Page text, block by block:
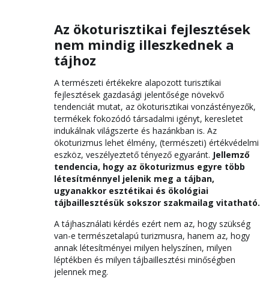
Az ökoturisztikai fejlesztések
nem mindig illeszkednek a
tájhoz
A természeti értékekre alapozott turisztikai
fejlesztések gazdasági jelentősége növekvő
tendenciát mutat, az ökoturisztikai vonzástényezők,
termékek fokozódó társadalmi igényt, keresletet
indukálnak világszerte és hazánkban is. Az
ökoturizmus lehet élmény, (természeti) értékvédelmi
eszköz, veszélyeztető tényező egyaránt. Jellemző
tendencia, hogy az ökoturizmus egyre több
létesítménnyel jelenik meg a tájban,
ugyanakkor esztétikai és ökológiai
tájbaillesztésük sokszor szakmailag vitatható.
A tájhasználati kérdés ezért nem az, hogy szükség
van-e természetalapú turizmusra, hanem az, hogy
annak létesítményei milyen helyszínen, milyen
léptékben és milyen tájbaillesztési minőségben
jelennek meg.